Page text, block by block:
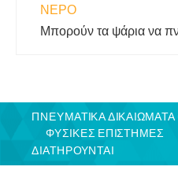
ΝΕΡΌ
Μπορούν τα ψάρια να
ΠΝΕΥΜΑΤΙΚΑ ΔΙΚΑΙΩΜΑΤΑ
ΦΥΣΙΚΈΣ ΕΠΙΣΤΉΜΕΣ
ΔΙΑΤΗΡΟΥΝΤΑΙ